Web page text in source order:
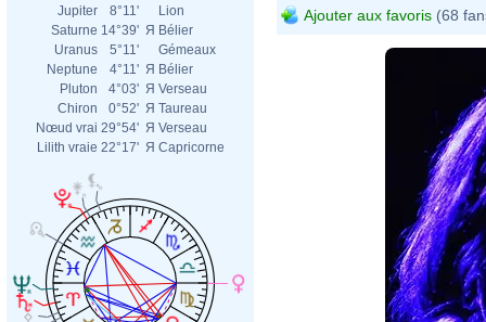
Jupiter
8°11'
Lion
Saturne 14°39' Я Bélier
Uranus
5°11'
Gémeaux
Neptune
4°11' Я Bélier
Pluton
4°03' Я Verseau
Chiron
0°52' Я Taureau
Nœud vrai 29°54' Я Verseau
Lilith vraie 22°17' Я Capricorne
Ajouter aux favoris (68